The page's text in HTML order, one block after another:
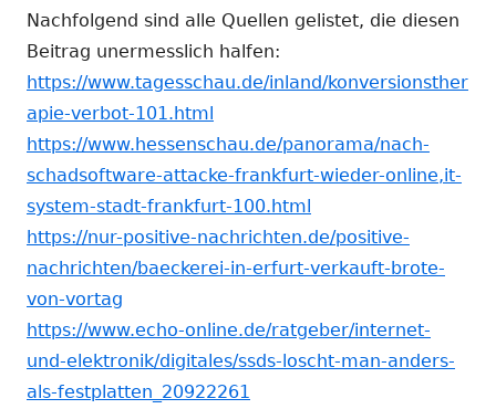
Nachfolgend sind alle Quellen gelistet, die diesen
Beitrag unermesslich halfen:
https://www.tagesschau.de/inland/konversionsther
apie-verbot-101.html
https://www.hessenschau.de/panorama/nach-
schadsoftware-attacke-frankfurt-wieder-online,it-
system-stadt-frankfurt-100.html
https://nur-positive-nachrichten.de/positive-
nachrichten/baeckerei-in-erfurt-verkauft-brote-
von-vortag
https://www.echo-online.de/ratgeber/internet-
und-elektronik/digitales/ssds-loscht-man-anders-
als-festplatten_20922261